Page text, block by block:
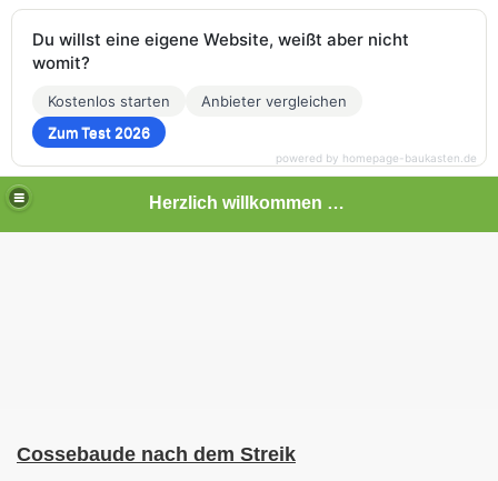
Herzlich willkommen auf meiner Bahnseite
Cossebaude nach dem Streik
Du willst eine eigene Website, weißt aber nicht
womit?
Kostenlos starten
Anbieter vergleichen
Zum Test 2026
powered by homepage-baukasten.de